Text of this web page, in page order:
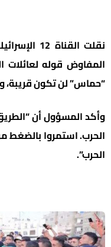
نقلت القناة
المفاوض قوله لعائلات
“حماس” لن تكون قريبة،
وأكد المسؤول أن
الحرب. استمروا بالضغط
الحرب”.